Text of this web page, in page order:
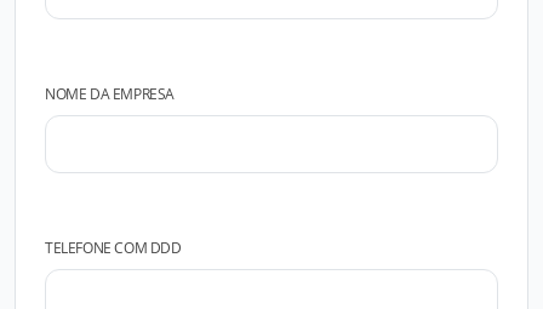
NOME DA EMPRESA
TELEFONE COM DDD